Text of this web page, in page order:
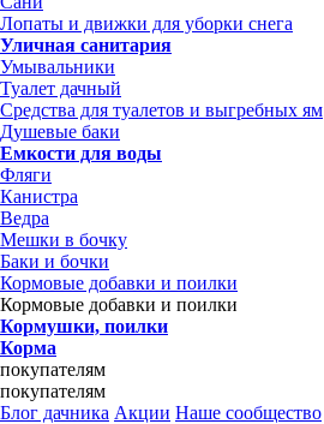
Лопаты и движки для уборки снега
Уличная санитария
Умывальники
Туалет дачный
Средства для туалетов и выгребных ям
Душевые баки
Емкости для воды
Фляги
Канистра
Ведра
Мешки в бочку
Баки и бочки
Кормовые добавки и поилки
Кормовые добавки и поилки
Кормушки, поилки
Корма
покупателям
покупателям
Блог дачника Акции Наше сообщество